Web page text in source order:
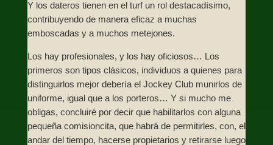
Y los dateros tienen en el turf un rol destacadísimo,
contribuyendo de manera eficaz a muchas
emboscadas y a muchos metejones.
Los hay profesionales, y los hay oficiosos… Los
primeros son tipos clásicos, individuos a quienes para
distinguirlos mejor debería el Jockey Club munirlos de
uniforme, igual que a los porteros… Y si mucho me
obligas, concluiré por decir que habilitarlos con alguna
pequeña comisioncita, que habrá de permitirles, con, el
andar del tiempo, hacerse propietarios y retirarse luego